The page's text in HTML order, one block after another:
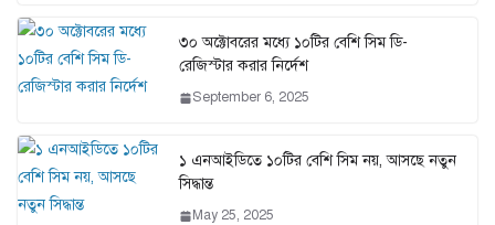
৩০ অক্টোবরের মধ্যে ১০টির বেশি সিম ডি-
রেজিস্টার করার নির্দেশ
September 6, 2025
১ এনআইডিতে ১০টির বেশি সিম নয়, আসছে নতুন
সিদ্ধান্ত
May 25, 2025